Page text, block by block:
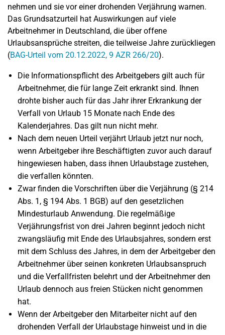
nehmen und sie vor einer drohenden Verjährung warnen.
Das Grundsatzurteil hat Auswirkungen auf viele
Arbeitnehmer in Deutschland, die über offene
Urlaubsansprüche streiten, die teilweise Jahre zurückliegen
(BAG-Urteil vom 20.12.2022, 9 AZR 266/20).
Die Informationspflicht des Arbeitgebers gilt auch für
Arbeitnehmer, die für lange Zeit erkrankt sind. Ihnen
drohte bisher auch für das Jahr ihrer Erkrankung der
Verfall von Urlaub 15 Monate nach Ende des
Kalenderjahres. Das gilt nun nicht mehr.
Nach dem neuen Urteil verjährt Urlaub jetzt nur noch,
wenn Arbeitgeber ihre Beschäftigten zuvor auch darauf
hingewiesen haben, dass ihnen Urlaubstage zustehen,
die verfallen könnten.
Zwar finden die Vorschriften über die Verjährung (§ 214
Abs. 1, § 194 Abs. 1 BGB) auf den gesetzlichen
Mindesturlaub Anwendung. Die regelmäßige
Verjährungsfrist von drei Jahren beginnt jedoch nicht
zwangsläufig mit Ende des Urlaubsjahres, sondern erst
mit dem Schluss des Jahres, in dem der Arbeitgeber den
Arbeitnehmer über seinen konkreten Urlaubsanspruch
und die Verfallfristen belehrt und der Arbeitnehmer den
Urlaub dennoch aus freien Stücken nicht genommen
hat.
Wenn der Arbeitgeber den Mitarbeiter nicht auf den
drohenden Verfall der Urlaubstage hinweist und in die